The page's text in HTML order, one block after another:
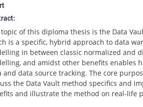
of this diploma thesis is the Data
is a specific, hybrid approach to data
in between classic normalized and
and amidst other benefits enables
and data source tracking. The core
the Data Vault method specifics and
and illustrate the method on real-life